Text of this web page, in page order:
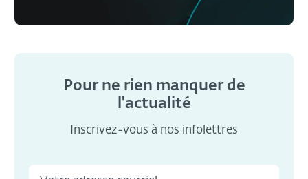
Pour ne rien manquer de
l'actualité
Inscrivez-vous à nos infolettres